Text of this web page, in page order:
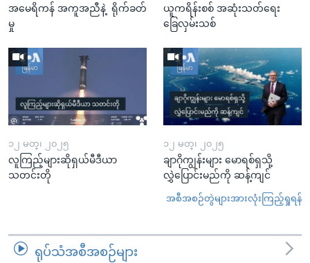
အမေရိကန် အကူအညီနဲ့ ရိုက်ခတ်
မှု
ယူကရိန်းစစ် အဆုံးသတ်ရေး
ခြေလှမ်းသစ်
၁၂ မတ္၊ ၂၀၂၅
လူကြည့်များဆိုရှယ်မီဒီယာ
သတင်းတို
၁၂ မတ္၊ ၂၀၂၅
ချာဂိုကျွန်းများ မောရစ်ရှသို့
လွှဲပြောင်းမည်ကို ဆန့်ကျင်
အစီအစဉ်တွဲများအားလုံးကြည့်ရှုရန်
ရုပ်သံအစီအစဉ်များ